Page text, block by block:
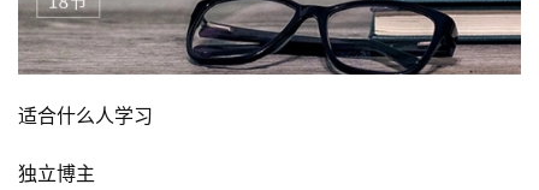
适合什么人学习
独立博主